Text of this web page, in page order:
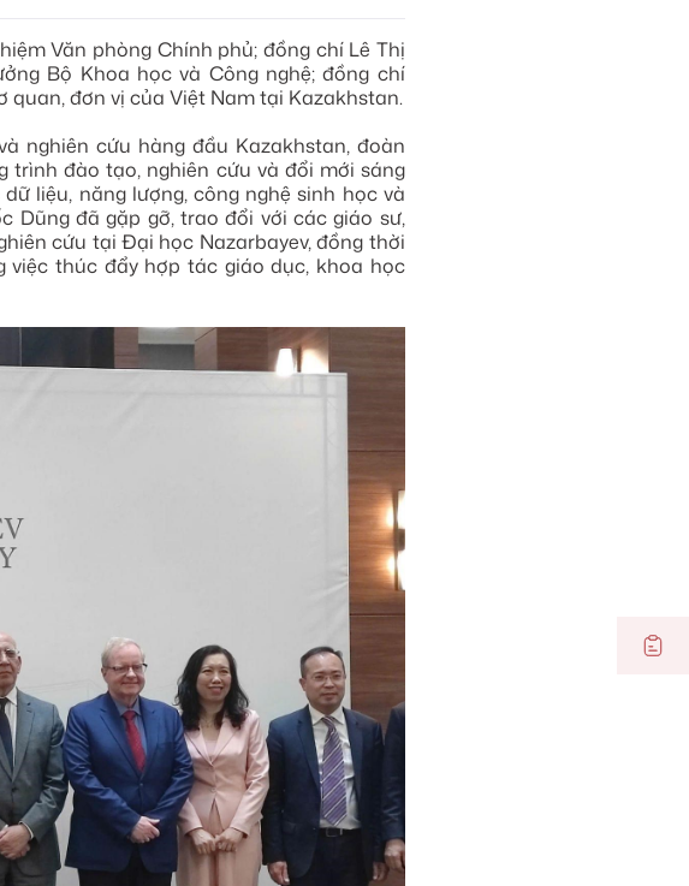
Văn phòng Chính phủ; đồng chí Lê Thị
Bộ Khoa học và Công nghệ; đồng chí
quan, đơn vị của Việt Nam tại Kazakhstan.
nghiên cứu hàng đầu Kazakhstan, đoàn
đào tạo, nghiên cứu và đổi mới sáng
liệu, năng lượng, công nghệ sinh học và
Dũng đã gặp gỡ, trao đổi với các giáo sư,
cứu tại Đại học Nazarbayev, đồng thời
thúc đẩy hợp tác giáo dục, khoa học